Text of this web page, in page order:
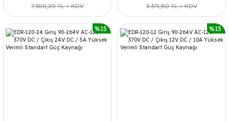
7.300,20 TL + KDV 3.371,80 TL + KDV
%15 %15